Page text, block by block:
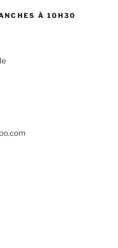
À 10H30